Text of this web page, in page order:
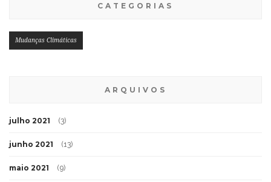
CATEGORIAS
Mudanças Climáticas
ARQUIVOS
julho 2021 (3)
junho 2021 (13)
maio 2021 (9)